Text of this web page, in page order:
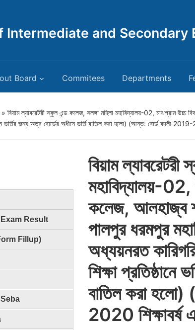
Intermediate and Secondary
Board Commitees Departments
» বিয়াম ল্যাবরেটরী স্কুল এন্ড কলেজ, সলঙ্গা মহিলা মহাবিদ্যালয়-02, মাঝগ্রাম উচ্চ
ভর্তির জন্য অত্র বোর্ডের অধীনে ভর্তি বাতিল করা হলো) (আন্ত: বোর্ড বদলী
Result
Fillup)
বিয়াম
মহাবিদ্যালয়-02,
কলেজ, আলহাজ্ব
পালপুর ধরমপুর
অধ্যয়নরত
শিক্ষা প্রতিষ্ঠানে
বাতিল করা
2020 শিক্ষাবর্ষ